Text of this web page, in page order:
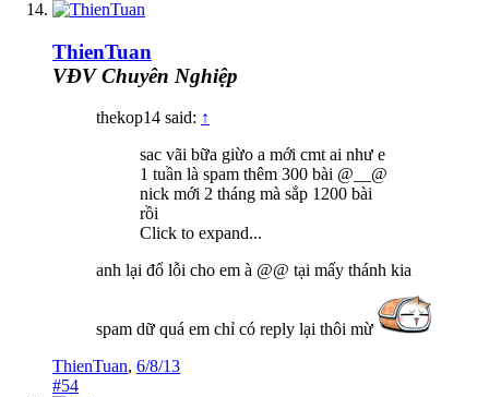
ThienTuan
VĐV Chuyên Nghiệp
thekop14 said: ↑
sac vãi bữa giừo a mới cmt ai như e
1 tuần là spam thêm 300 bài @__@
nick mới 2 tháng mà sắp 1200 bài
rồi
Click to expand...
anh lại đổ lỗi cho em à @@ tại mấy thánh kia
spam dữ quá em chỉ có reply lại thôi mừ
ThienTuan, 6/8/13
#54